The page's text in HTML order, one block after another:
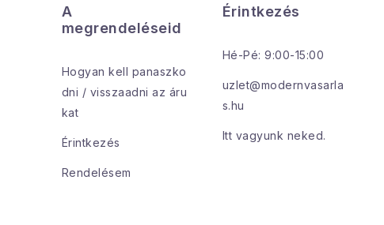
A
megrendeléseid
Hogyan kell panaszko
dni / visszaadni az áru
kat
Érintkezés
Rendelésem
Érintkezés
Hé-Pé: 9:00-15:00
uzlet@modernvasarla
s.hu
Itt vagyunk neked.